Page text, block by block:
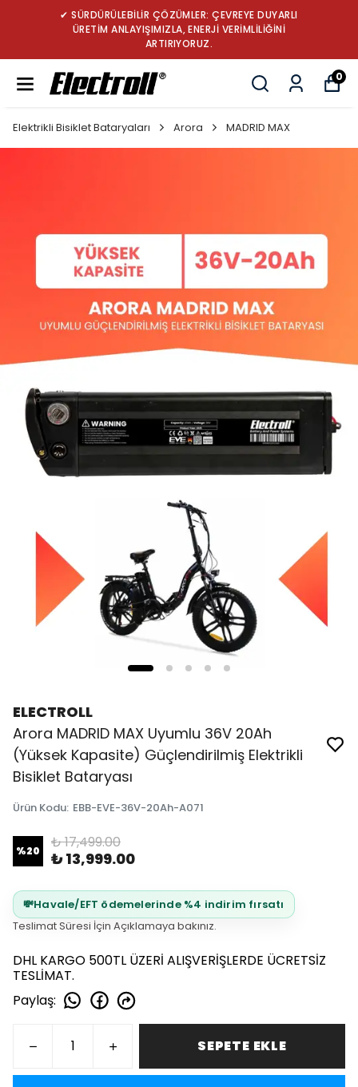
✔ TÜRKİYE’NİN LİDER ROBOT SÜPÜRGE BATARYA
MARKASI: GÜÇ, DAYANIKLILIK VE YENİLİK
0
Elektrikli Bisiklet Bataryaları Arora MADRID MAX
ELECTROLL
Arora MADRID MAX Uyumlu 36V 20Ah
(Yüksek Kapasite) Güçlendirilmiş Elektrikli
Bisiklet Bataryası
Ürün Kodu: EBB-EVE-36V-20Ah-A071
%20 ₺ 17,499.00
₺ 13,999.00
💸Havale/EFT ödemelerinde %4 indirim fırsatı
Teslimat Süresi İçin Açıklamaya bakınız.
DHL KARGO 500TL ÜZERİ ALIŞVERİŞLERDE ÜCRETSİZ
TESLİMAT.
Paylaş:
SEPETE EKLE